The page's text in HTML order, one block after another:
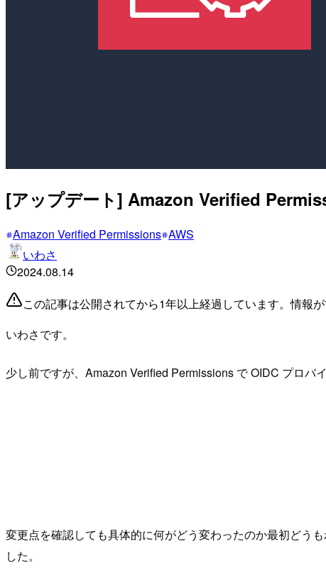
[アップデート] Amazon Verified
Amazon Verified Permissions AWS
いわさ
2024.08.14
この記事は公開されてから1年以上経過しています。情報
いわさです。
少し前ですが、Amazon Verified Permissions で OIDC プロバ
変更点を確認しても具体的に何がどう変わったのか最初どう
した。